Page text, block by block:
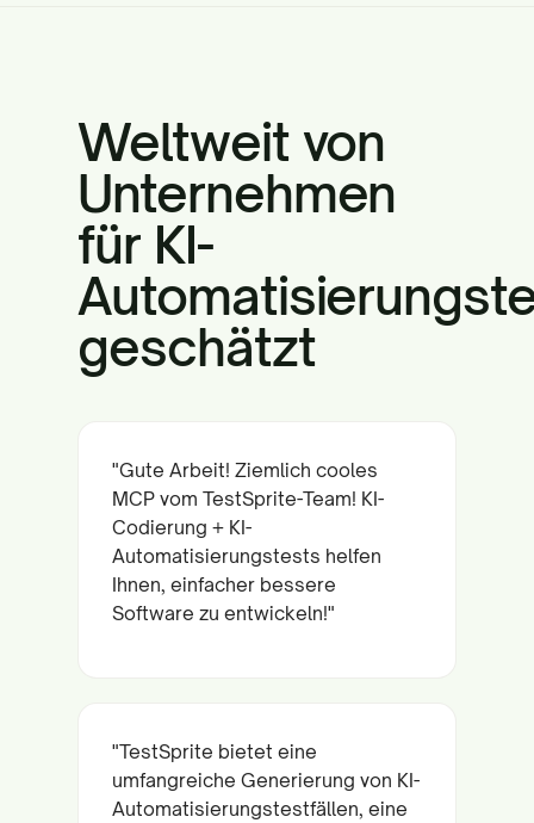
Weltweit von
Unternehmen
für KI-
geschätzt
"Gute Arbeit! Ziemlich cooles
MCP vom TestSprite-Team! KI-
Codierung + KI-
Automatisierungstests helfen
Ihnen, einfacher bessere
Software zu entwickeln!"
"TestSprite bietet eine
umfangreiche Generierung von KI-
Automatisierungstestfällen, eine